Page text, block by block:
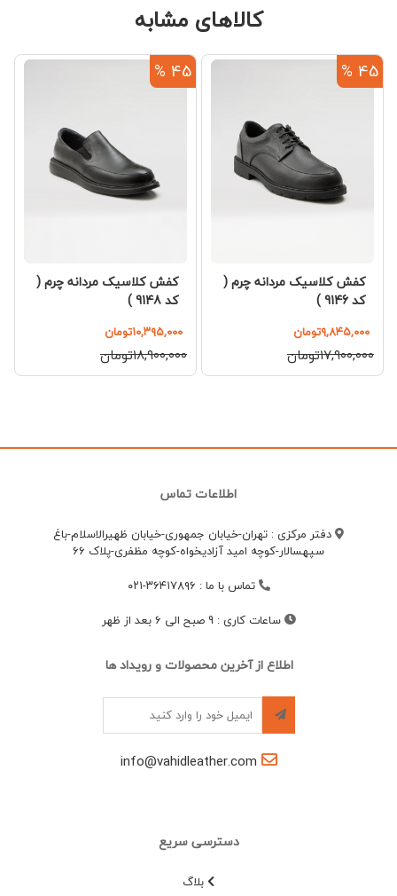
کالاهای مشابه
45 %
کفش کلاسیک مردانه چرم (
کد 9146 )
۹,۸۴۵,۰۰۰تومان
۱۷,۹۰۰,۰۰۰تومان
45 %
کفش کلاسیک مردانه چرم (
کد 9148 )
۱۰,۳۹۵,۰۰۰تومان
۱۸,۹۰۰,۰۰۰تومان
اطلاعات تماس
دفتر مرکزی : تهران-خیابان جمهوری-خیابان ظهیرالاسلام-باغ
سپهسالار-کوچه امید آزادیخواه-کوچه مظفری-پلاک 66
تماس با ما : ۳۶۴۱۷۸۹۶-۰۲۱
ساعات کاری : 9 صبح الی 6 بعد از ظهر
اطلاع از آخرین محصولات و رویداد ها
info@vahidleather.com
دسترسی سریع
بلاگ